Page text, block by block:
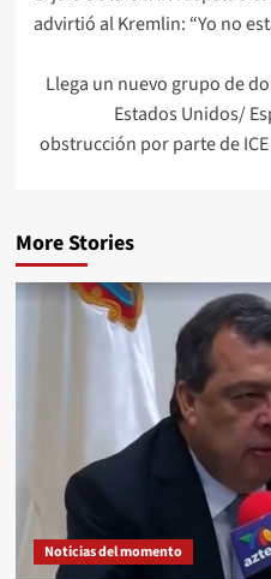
advirtió al Kremlin: “Yo no
Llega un nuevo grupo de
Estados Unidos/
obstrucción por parte de
More Stories
Noticias del momento